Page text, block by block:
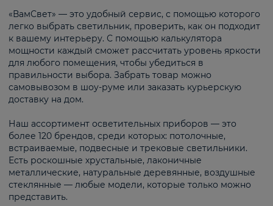
«ВамСвет» — это удобный сервис, с помощью которого
легко выбрать светильник, проверить, как он подходит
к вашему интерьеру. С помощью калькулятора
мощности каждый сможет рассчитать уровень яркости
для любого помещения, чтобы убедиться в
правильности выбора. Забрать товар можно
самовывозом в шоу-руме или заказать курьерскую
доставку на дом.
Наш ассортимент осветительных приборов — это
более 120 брендов, среди которых: потолочные,
встраиваемые, подвесные и трековые светильники.
Есть роскошные хрустальные, лаконичные
металлические, натуральные деревянные, воздушные
стеклянные — любые модели, которые только можно
представить.